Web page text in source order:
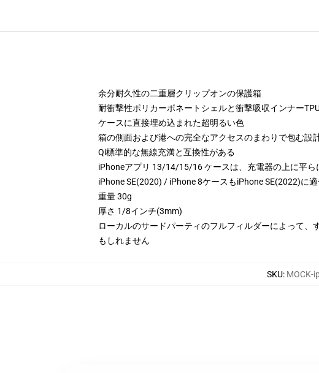
余分耐久性の二重層クリップオンの保護箱
耐衝撃性ポリカーボネートシェルと衝撃吸収インナー
ケースに直接埋め込まれた超明るい色
箱の側面および港への完全なアクセスのまわりで包む設
Qi標準的な無線充満と互換性がある
iPhoneアプリ 13/14/15/16 ケースは、充電器の上に平
iPhone SE(2020) / iPhone 8ケースもiPhone SE(2022)に適
重量 30g
厚さ 1/8インチ(3mm)
ローカルのサードパーティのフルフィルダーによって
もしれません
SKU: MOCK-